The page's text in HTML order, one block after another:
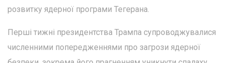
розвитку ядерної програми Тегерана.
Перші тижні президентства Трампа супроводжувалися
численними попередженнями про загрози ядерної